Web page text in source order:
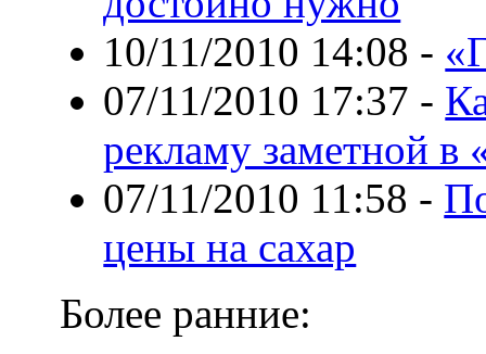
10/11/2010 14:08 -
07/11/2010 17:37 -
рекламу заметной в
07/11/2010 11:58 -
цены на сахар
Более ранние: